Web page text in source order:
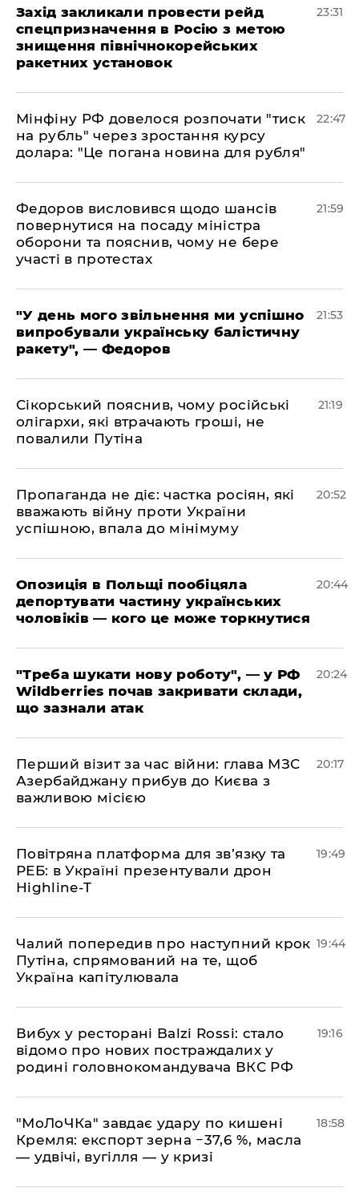
​Захід закликали провести рейд
спецпризначення в Росію з метою
знищення північнокорейських
ракетних установок
23:31
​Мінфіну РФ довелося розпочати "тиск
на рубль" через зростання курсу
долара: "Це погана новина для рубля"
22:47
​Федоров висловився щодо шансів
повернутися на посаду міністра
оборони та пояснив, чому не бере
участі в протестах
21:59
​"У день мого звільнення ми успішно
випробували українську балістичну
ракету", — Федоров
21:53
​Сікорський пояснив, чому російські
олігархи, які втрачають гроші, не
повалили Путіна
21:19
​Пропаганда не діє: частка росіян, які
вважають війну проти України
успішною, впала до мінімуму
20:52
​Опозиція в Польщі пообіцяла
депортувати частину українських
чоловіків — кого це може торкнутися
20:44
​"Треба шукати нову роботу", — у РФ
Wildberries почав закривати склади,
що зазнали атак
20:24
​Перший візит за час війни: глава МЗС
Азербайджану прибув до Києва з
важливою місією
20:17
​Повітряна платформа для зв’язку та
РЕБ: в Україні презентували дрон
Highline-T
19:49
​Чалий попередив про наступний крок
Путіна, спрямований на те, щоб
Україна капітулювала
19:44
​Вибух у ресторані Balzi Rossi: стало
відомо про нових постраждалих у
родині головнокомандувача ВКС РФ
19:16
​"МоЛоЧКа" завдає удару по кишені
Кремля: експорт зерна −37,6 %, масла
— удвічі, вугілля — у кризі
18:58